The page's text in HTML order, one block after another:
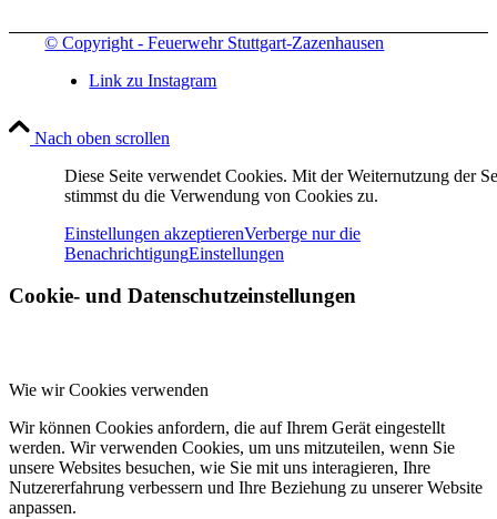
© Copyright - Feuerwehr Stuttgart-Zazenhausen
Link zu Instagram
Nach oben scrollen
Diese Seite verwendet Cookies. Mit der Weiternutzung der
stimmst du die Verwendung von Cookies zu.
Einstellungen akzeptierenVerberge nur die
BenachrichtigungEinstellungen
Cookie- und Datenschutzeinstellungen
Wie wir Cookies verwenden
Wir können Cookies anfordern, die auf Ihrem Gerät eingestellt
werden. Wir verwenden Cookies, um uns mitzuteilen, wenn Sie
unsere Websites besuchen, wie Sie mit uns interagieren, Ihre
Nutzererfahrung verbessern und Ihre Beziehung zu unserer Website
anpassen.